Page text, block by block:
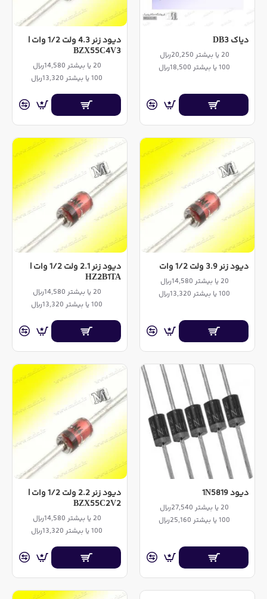
دیاک DB3
20 یا بیشتر 20,250ریال
100 یا بیشتر 18,500ریال
دیود زنر 4.3 ولت 1/2 وات |
BZX55C4V3
20 یا بیشتر 14,580ریال
100 یا بیشتر 13,320ریال
دیود زنر 3.9 ولت 1/2 وات
20 یا بیشتر 14,580ریال
100 یا بیشتر 13,320ریال
دیود زنر 2.1 ولت 1/2 وات |
HZ2B1TA
20 یا بیشتر 14,580ریال
100 یا بیشتر 13,320ریال
دیود 1N5819
20 یا بیشتر 27,540ریال
100 یا بیشتر 25,160ریال
دیود زنر 2.2 ولت 1/2 وات |
BZX55C2V2
20 یا بیشتر 14,580ریال
100 یا بیشتر 13,320ریال